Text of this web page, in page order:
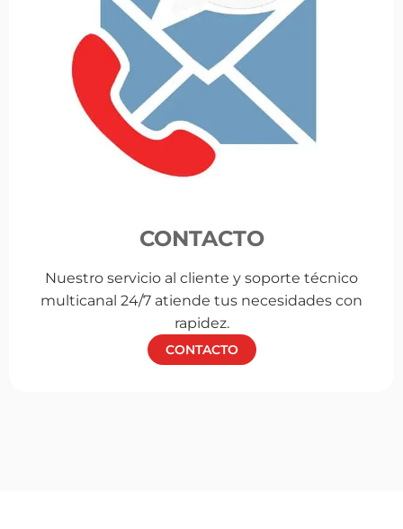
CONTACTO
Nuestro servicio al cliente y soporte técnico
multicanal 24/7 atiende tus necesidades con
rapidez.
CONTACTO